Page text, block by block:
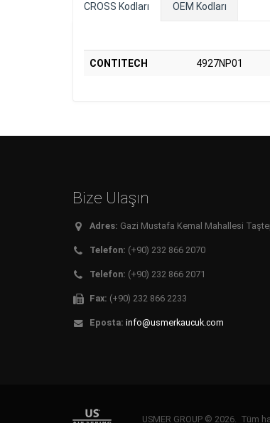
CROSS Kodları OEM Kodları
CONTITECH 4927NP01
Bize Ulaşın
Adres: Gazi Mustafa Kemal Mahallesi
Telefon: (+90) 232 866 2070
Telefon: (+90) 232 866 2071
Fax: (+90) 232 866 2233
Eposta: info@usmerkaucuk.com
USMER GROUP © 2026. Tüm